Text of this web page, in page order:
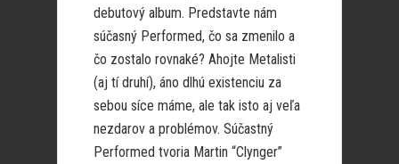
debutový album. Predstavte nám
súčasný Performed, čo sa zmenilo a
čo zostalo rovnaké? Ahojte Metalisti
(aj tí druhí), áno dlhú existenciu za
sebou síce máme, ale tak isto aj veľa
nezdarov a problémov. Súčastný
Performed tvoria Martin “Clynger”